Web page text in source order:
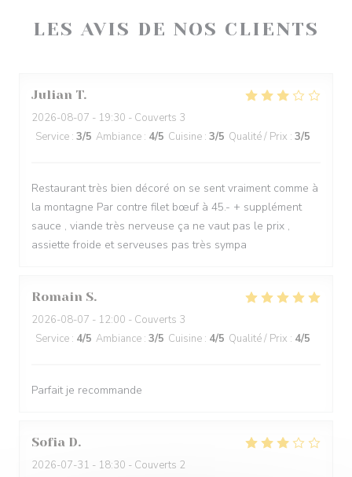
LES AVIS DE NOS CLIENTS
Julian T
2026-08-07 - 19:30 - Couverts 3
Service : 3/5 Ambiance : 4/5 Cuisine : 3/5 Qualité / Prix : 3/5
Restaurant très bien décoré on se sent vraiment comme à
la montagne Par contre filet bœuf à 45.- + supplément
sauce , viande très nerveuse ça ne vaut pas le prix ,
assiette froide et serveuses pas très sympa
Romain S
2026-08-07 - 12:00 - Couverts 3
Service : 4/5 Ambiance : 3/5 Cuisine : 4/5 Qualité / Prix : 4/5
Parfait je recommande
Sofia D
2026-07-31 - 18:30 - Couverts 2